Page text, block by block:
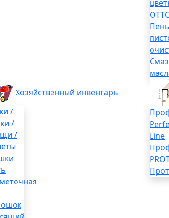
Хозяйственный инвентарь
/
/
/
Line